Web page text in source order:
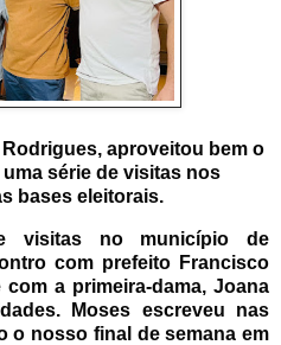
aproveitou bem o
série de visitas nos
bases eleitorais.
visitas no município de
com prefeito Francisco
a primeira-dama, Joana
Moses escreveu nas
o nosso final de semana em